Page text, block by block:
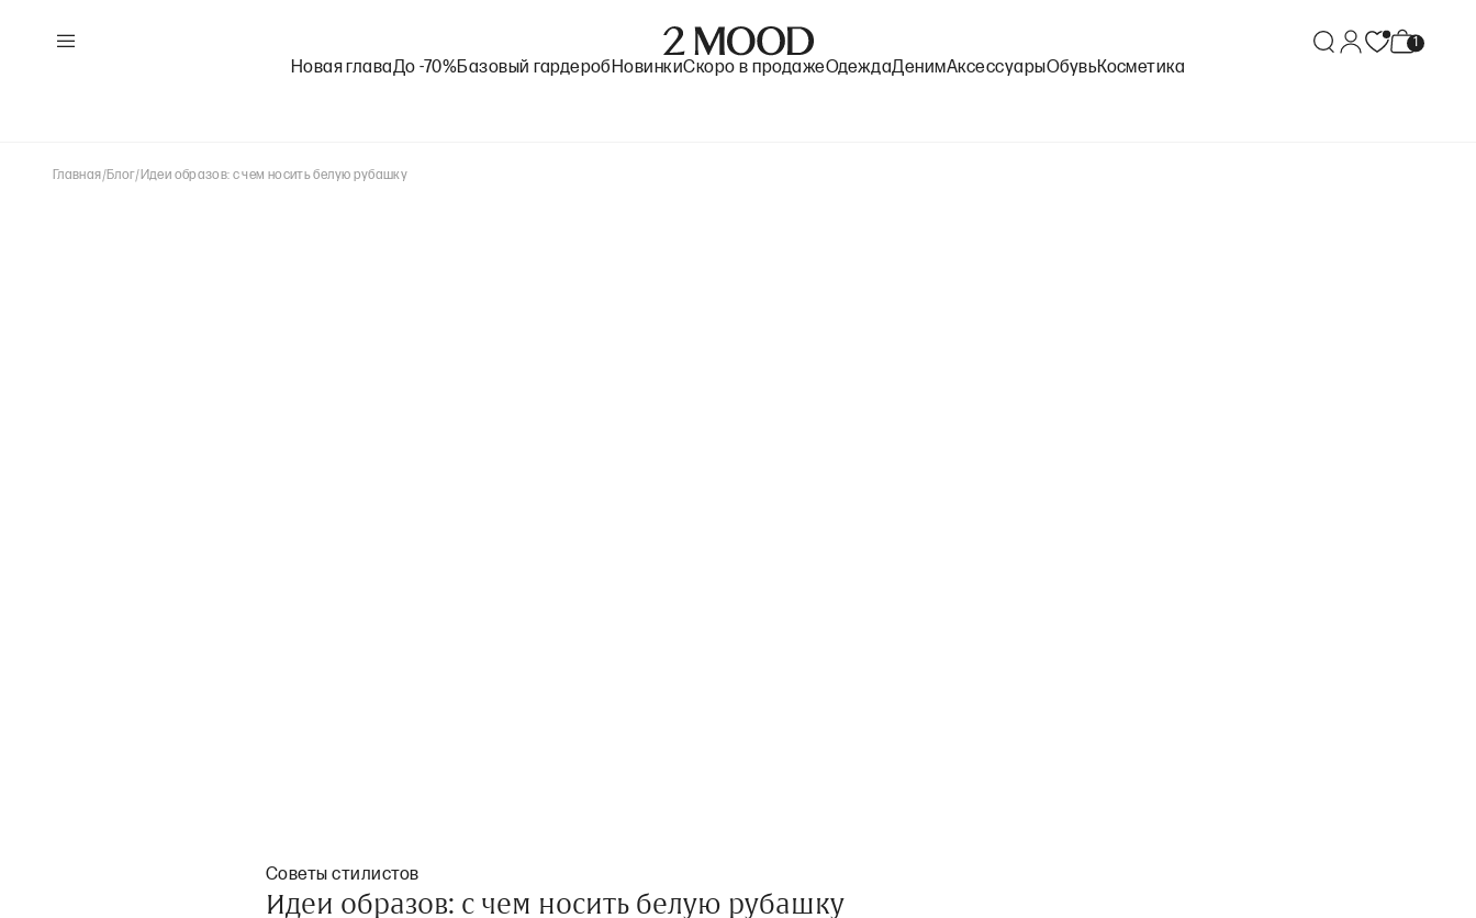
Новая главаДо -70%Базовый гардероб НовинкиСкоро в продажеОдеждаДенимАксессуарыОбувьКосметика
Главная/Блог/ Идеи образов: с чем носить белую рубашку
Советы стилистов
Идеи образов: с чем носить белую рубашку